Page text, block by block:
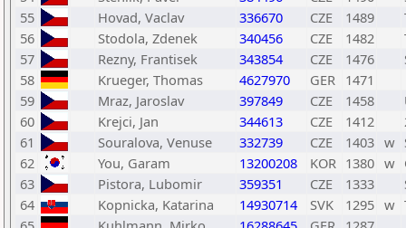
55
Hovad, Vaclav 336670 CZE 1489
56
Stodola, Zdenek 340456 CZE 1482
57
Rezny, Frantisek 343854 CZE 1476
58
Krueger, Thomas 4627970 GER 1471
59
Mraz, Jaroslav 397849 CZE 1458
60
Krejci, Jan 344613 CZE 1412
61
Souralova, Venuse 332739 CZE 1403 w
62
You, Garam 13200208 KOR 1380 w
63
Pistora, Lubomir 359351 CZE 1333
64
Kopnicka, Katarina 14930714 SVK 1295 w